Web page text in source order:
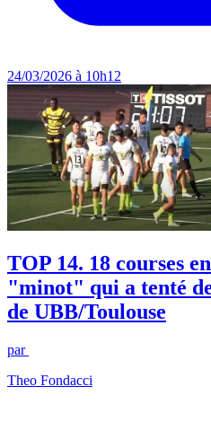
24/03/2026 à 10h12
TOP 14. 18 courses
"minot" qui a tenté
de UBB/Toulouse
par
Theo Fondacci